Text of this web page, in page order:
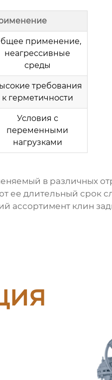
применение,
неагрессивные
среды
требования
к герметичности
Условия с
переменными
нагрузками
в различных
ее длительный срок
ассортимент клин